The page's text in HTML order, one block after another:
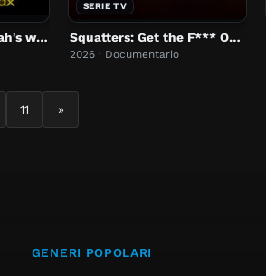
Surviving the Jehovah's witnesses
SERIE TV
Squatters: Get the F*** Out of My House
2026 · Documentario
11 »
GENERI POPOLARI